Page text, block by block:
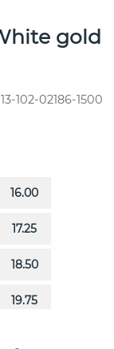
gold
13-102-02186-1500
16.00
17.25
18.50
19.75